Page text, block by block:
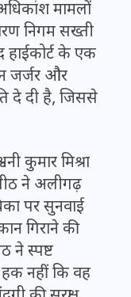
मामलों
निगम सख्ती
हाईकोर्ट के एक
जर्जर और
दे दी है, जिससे
कुमार मिश्रा
ने अलीगढ़
पर सुनवाई
गिराने की
ने स्पष्ट
हक नहीं कि वह